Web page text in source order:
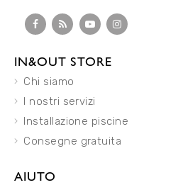
IN&OUT STORE
Chi siamo
I nostri servizi
Installazione piscine
Consegne gratuita
AIUTO